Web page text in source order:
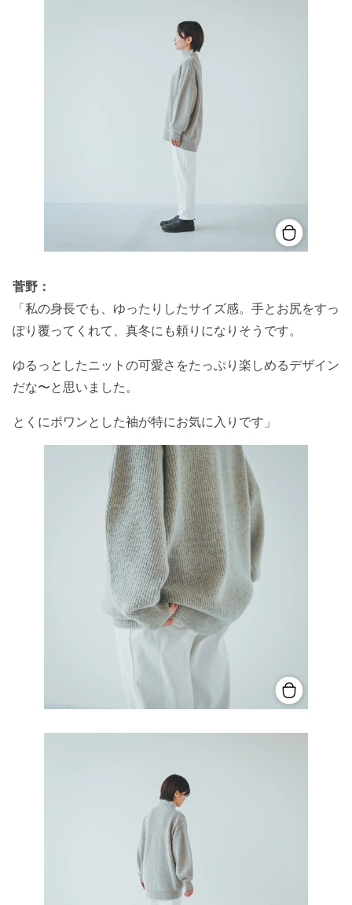
菅野：
「私の身長でも、ゆったりしたサイズ感。手とお尻をすっ
ぽり覆ってくれて、真冬にも頼りになりそうです。
ゆるっとしたニットの可愛さをたっぷり楽しめるデザイン
だな〜と思いました。
とくにポワンとした袖が特にお気に入りです」